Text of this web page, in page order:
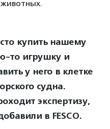
купить нашему
то игрушку и
у него в клетке
судна.
экспертизу,
в FESCO.